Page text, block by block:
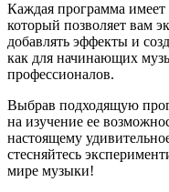
Каждая программа
который позволяет вам
добавлять эффекты и
как для начинающих
профессионалов.
Выбрав подходящую
на изучение ее
настоящему
стесняйтесь
мире музыки!